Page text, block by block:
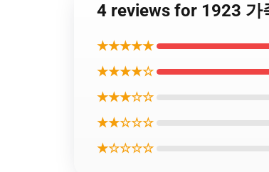
4 reviews for 1923
★★★★★
★★★★☆
★★★☆☆
★★☆☆☆
★☆☆☆☆